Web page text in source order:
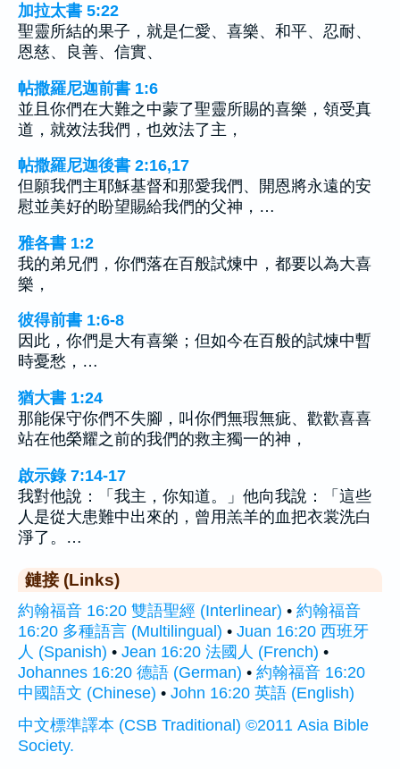
加拉太書 5:22
聖靈所結的果子，就是仁愛、喜樂、和平、忍耐、
恩慈、良善、信實、
帖撒羅尼迦前書 1:6
並且你們在大難之中蒙了聖靈所賜的喜樂，領受真
道，就效法我們，也效法了主，
帖撒羅尼迦後書 2:16,17
但願我們主耶穌基督和那愛我們、開恩將永遠的安
慰並美好的盼望賜給我們的父神，…
雅各書 1:2
我的弟兄們，你們落在百般試煉中，都要以為大喜
樂，
彼得前書 1:6-8
因此，你們是大有喜樂；但如今在百般的試煉中暫
時憂愁，…
猶大書 1:24
那能保守你們不失腳，叫你們無瑕無疵、歡歡喜喜
站在他榮耀之前的我們的救主獨一的神，
啟示錄 7:14-17
我對他說：「我主，你知道。」他向我說：「這些
人是從大患難中出來的，曾用羔羊的血把衣裳洗白
淨了。…
鏈接 (Links)
約翰福音 16:20 雙語聖經 (Interlinear) • 約翰福音
16:20 多種語言 (Multilingual) • Juan 16:20 西班牙
人 (Spanish) • Jean 16:20 法國人 (French) •
Johannes 16:20 德語 (German) • 約翰福音 16:20
中國語文 (Chinese) • John 16:20 英語 (English)
中文標準譯本 (CSB Traditional) ©2011 Asia Bible
Society.